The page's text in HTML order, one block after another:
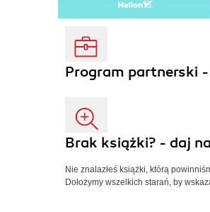
Program partnerski
Brak książki? - daj
Nie znalazłeś książki, którą
Dołożymy wszelkich starań, by